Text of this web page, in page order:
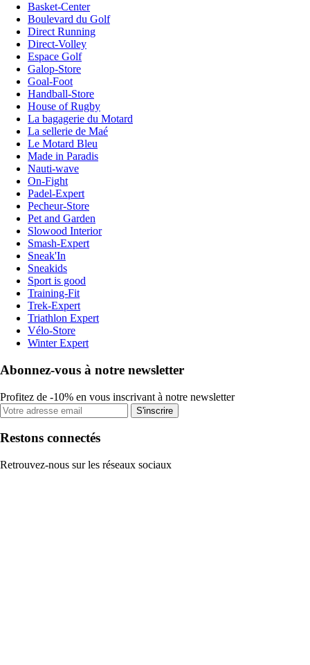
Basket-Center
Boulevard du Golf
Direct Running
Direct-Volley
Espace Golf
Galop-Store
Goal-Foot
Handball-Store
House of Rugby
La bagagerie du Motard
La sellerie de Maé
Le Motard Bleu
Made in Paradis
Nauti-wave
On-Fight
Padel-Expert
Pecheur-Store
Pet and Garden
Slowood Interior
Smash-Expert
Sneak'In
Sneakids
Sport is good
Training-Fit
Trek-Expert
Triathlon Expert
Vélo-Store
Winter Expert
Abonnez-vous à notre newsletter
Profitez de -10% en vous inscrivant à notre newsletter
S'inscrire
Restons connectés
Retrouvez-nous sur les réseaux sociaux